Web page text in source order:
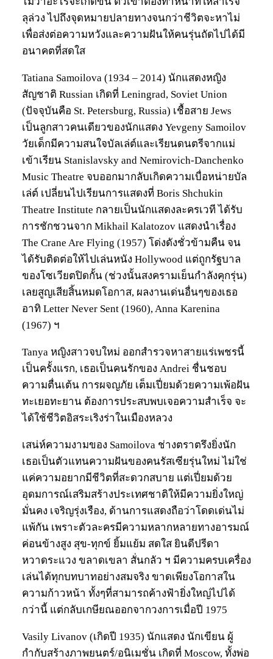
ลุล่วง ไปถึงจุดหมายปลายทางจนกว่าชีวิตจะหาไม่
เพื่อส่งต่อความหวังและความฝันให้คนรุ่นถัดไปได้มี
อนาคตที่สดใส
Tatiana Samoilova (1934 – 2014) นักแสดงหญิง
สัญชาติ Russian เกิดที่ Leningrad, Soviet Union
(ปัจจุบันคือ St. Petersburg, Russia) เชื้อสาย Jews
เป็นลูกสาวคนเดียวของนักแสดง Yevgeny Samoilov
วัยเด็กมีความสนใจบัลเล่ต์และเรียนดนตรีจากแม่
เข้าเรียน Stanislavsky and Nemirovich-Danchenko
Music Theatre จบออกมากลับเกิดความเบื่อหน่ายบัล
เล่ต์ เปลี่ยนไปเรียนการแสดงที่ Boris Shchukin
Theatre Institute กลายเป็นนักแสดงละครเวที ได้รับ
การชักชวนจาก Mikhail Kalatozov แสดงนำเรื่อง
The Crane Are Flying (1957) โด่งดังชั่วข้ามคืน จน
ได้รับติดต่อให้ไปเล่นหนัง Hollywood แต่ถูกรัฐบาล
ของโซเวียตปิดกั้น (ช่วงนั้นสงครามเย็นกำลังคุกรุ่น)
เลยสูญเสียสิ้นหมดโอกาส, ผลงานเด่นอื่นๆของเธอ
อาทิ Letter Never Sent (1960), Anna Karenina
(1967) ฯ
Tanya หญิงสาวจบใหม่ ออกสำรวจหาสายแร่เพชรนี้
เป็นครั้งแรก, เธอเป็นคนรักของ Andrei ชื่นชอบ
ความตื่นเต้น การผจญภัย เต็มเปี่ยมด้วยความเพ้อฝัน
ทะเยอทะยาน ต้องการประสบพบเจอความสำเร็จ จะ
ได้ใช้ชีวิตอิสระเริงร่าในเมืองหลวง
เสน่ห์ความงามของ Samoilova ช่างตราตรึงยิ่งนัก
เธอเป็นตัวแทนความฝันของคนรัสเซียรุ่นใหม่ ไม่ใช่
แค่ความอยากมีชีวิตที่สะดวกสบาย แต่เปี่ยมด้วย
อุดมการณ์เสริมสร้างประเทศชาติให้มีความยิ่งใหญ่
มั่นคง เจริญรุ่งเรือง, ด้านการแสดงถือว่าโดดเด่นไม่
แพ้กัน เพราะตัวละครมีความหลากหลายทางอารมณ์
ค่อนข้างสูง สุข-ทุกข์ ยิ้มแย้ม สดใส ยินดีปรีดา
หวาดระแวง ขลาดเขลา สั่นกลัว ฯ มีความครบเครื่อง
เล่นได้ทุกบทบาทอย่างสมจริง ขาดเพียงโอกาสใน
ความก้าวหน้า ทั้งๆที่สามารถค้างฟ้ายิ่งใหญ่ไปได้
กว่านี้ แต่กลับเกษียณออกจากวงการเมื่อปี 1975
Vasily Livanov (เกิดปี 1935) นักแสดง นักเขียน ผู้
กำกับสร้างภาพยนตร์/อนิเมชั่น เกิดที่ Moscow, ทั้งพ่อ